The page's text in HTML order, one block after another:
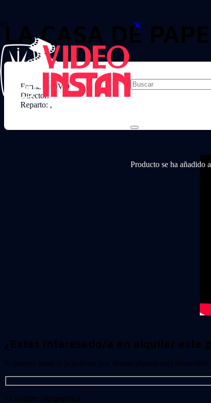
Producto se ha añadido
LA CASA DE
Formato: DVD
Director:
Reparto: ,
¿Estas interesado/a en alquilar esta
Si quieres saber si la película que deseas alquilar está
Tu nombre (Requerido)